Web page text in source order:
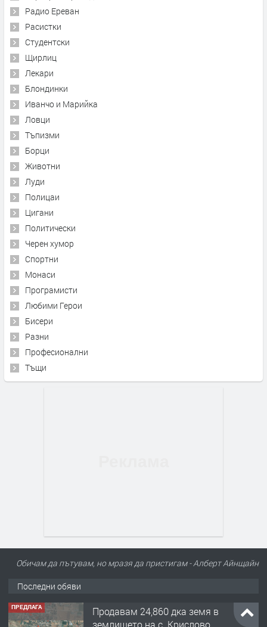
Радио Ереван
Расистки
Студентски
Щирлиц
Лекари
Блондинки
Иванчо и Марийка
Ловци
Тъпизми
Борци
Животни
Луди
Полицаи
Цигани
Политически
Черен хумор
Спортни
Монаси
Програмисти
Любими Герои
Бисери
Разни
Професионални
Тъщи
Обичам да пътувам, но мразя да пристигам - Алберт Айнщайн
Последни обяви
ПРЕДЛАГА
Продавам 24,860 дка земя в